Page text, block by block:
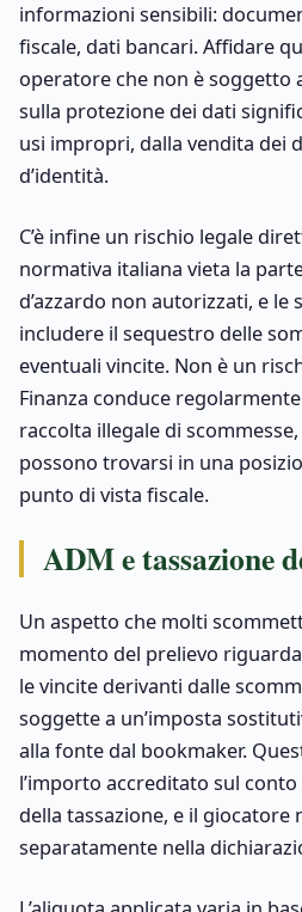
informazioni sensibili:
fiscale, dati bancari. Affidare
operatore che non è soggetto
sulla protezione dei dati
usi impropri, dalla vendita dei
d’identità.
C’è infine un rischio legale
normativa italiana vieta la
d’azzardo non autorizzati, e le
includere il sequestro delle
eventuali vincite. Non è un
Finanza conduce
raccolta illegale di
possono trovarsi in una
punto di vista fiscale.
ADM e tassazione
Un aspetto che molti
momento del prelievo
le vincite derivanti dalle
soggette a un’imposta
alla fonte dal bookmaker.
l’importo accreditato sul
della tassazione, e il giocatore
separatamente nella